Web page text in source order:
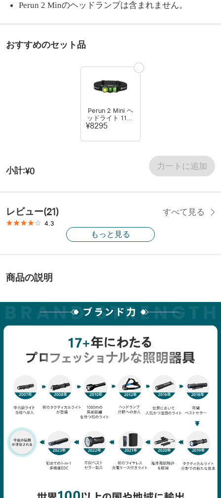
Perun 2 Minのヘッドランプは含まれません。
おすすめのセット品
Perun 2 Mini ヘ
ッドライト 1100
ルーメン 懐中電
¥8295
小計:¥0
力一トに追加
レビュー(21) すべて見る
4.3
もっと見る
商品の説明